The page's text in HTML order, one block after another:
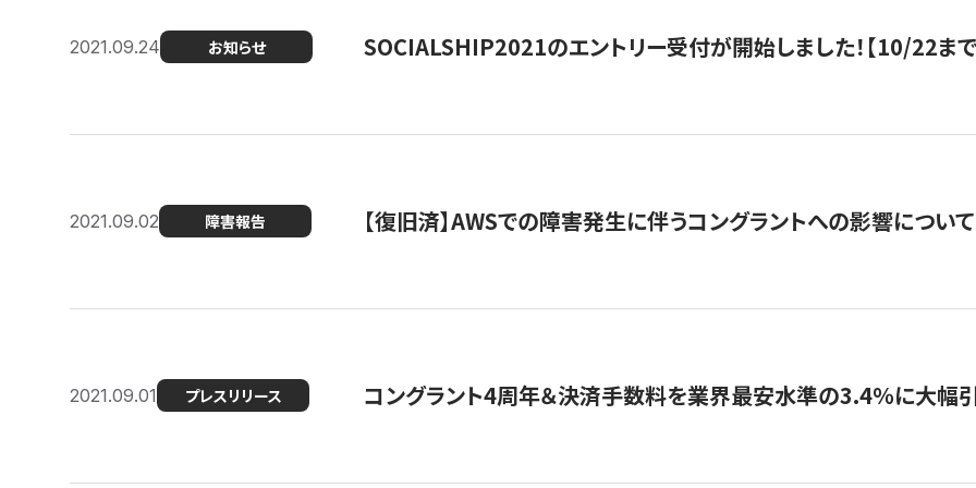
2021.09.24 お知らせ SOCIALSHIP2021のエントリー受付が開始しました！【10/22まで
2021.09.02 障害報告 【復旧済】AWSでの障害発生に伴うコングラントへの影響について
2021.09.01 プレスリリース コングラント4周年＆決済手数料を業界最安水準の3.4％に大幅